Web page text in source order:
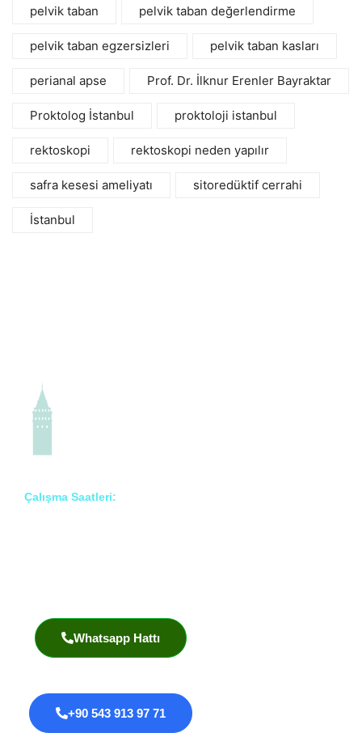
pelvik taban pelvik taban değerlendirme
pelvik taban egzersizleri pelvik taban kasları
perianal apse Prof. Dr. İlknur Erenler Bayraktar
Proktolog İstanbul proktoloji istanbul
rektoskopi rektoskopi neden yapılır
safra kesesi ameliyatı sitoredüktif cerrahi
İstanbul
Çalışma Saatleri:
Whatsapp Hattı
+90 543 913 97 71